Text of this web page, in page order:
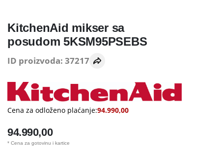
KitchenAid mikser sa
posudom 5KSM95PSEBS
ID proizvoda: 37217
Cena za odloženo plaćanje:94.990,00
94.990,00
* Cena za gotovinu i kartice